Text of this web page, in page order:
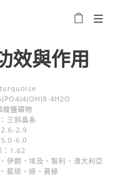
效與作用
酸鹽礦物
三斜晶系
2.6-2.9
5.0-6.0
：1.62
伊朗、埃及、智利、澳大利亞
藍綠、綠、黃綠